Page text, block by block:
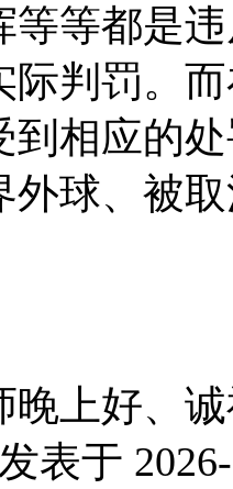
等等都是
际判罚。
到相应的
外球、被
晚上好、
发表于